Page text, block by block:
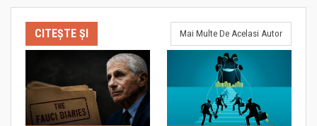
CITEȘTE ȘI Mai Multe De Acelasi Autor